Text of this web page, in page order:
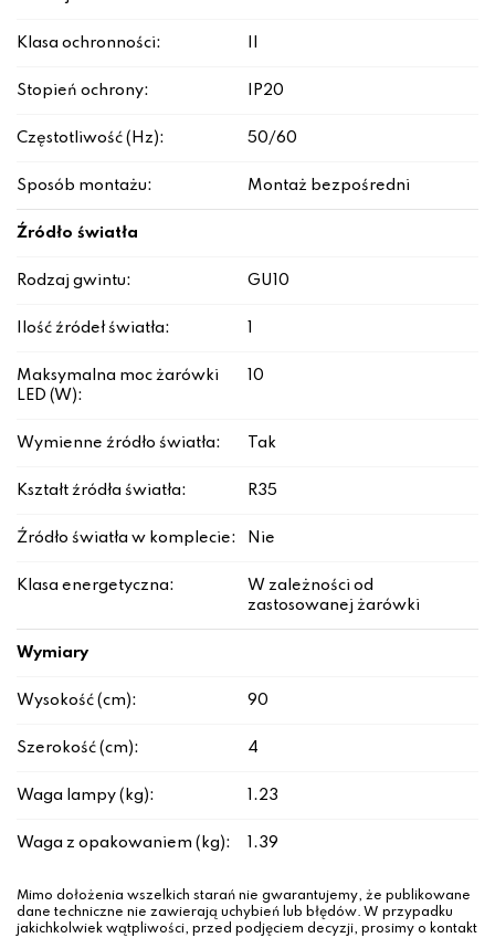
Klasa ochronności:
Stopień ochrony: IP20
Częstotliwość (Hz): 50/60
Sposób montażu: Montaż bezpośredni
Źródło światła
Rodzaj gwintu: GU10
Ilość źródeł światła:
Maksymalna moc żarówki
LED (W):
10
Wymienne źródło światła: Tak
Kształt źródła światła: R35
Źródło światła w komplecie: Nie
Klasa energetyczna:
W zależności od
zastosowanej żarówki
Wymiary
Wysokość (cm): 90
Szerokość (cm): 4
Waga lampy (kg): 1.23
Waga z opakowaniem (kg): 1.39
Mimo dołożenia wszelkich starań nie gwarantujemy, że publikowane
dane techniczne nie zawierają uchybień lub błędów. W przypadku
jakichkolwiek wątpliwości, przed podjęciem decyzji, prosimy o kontakt